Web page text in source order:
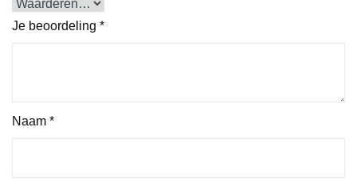
Je beoordeling *
Naam *